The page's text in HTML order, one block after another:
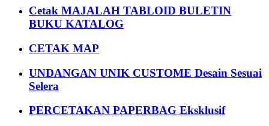
Cetak MAJALAH TABLOID BULETIN
BUKU KATALOG
CETAK MAP
UNDANGAN UNIK CUSTOME Desain Sesuai
Selera
PERCETAKAN PAPERBAG Eksklusif